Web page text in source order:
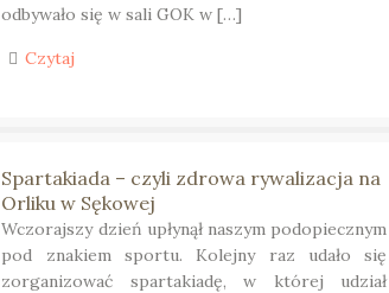
odbywało się w sali GOK w […]
Czytaj
Spartakiada – czyli zdrowa rywalizacja na
Orliku w Sękowej
Wczorajszy dzień upłynął naszym podopiecznym
pod znakiem sportu. Kolejny raz udało się
zorganizować spartakiadę, w której udział